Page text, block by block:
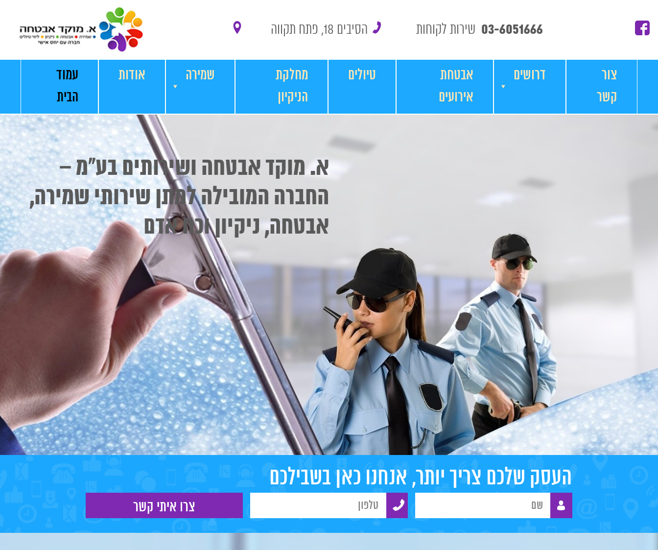
הסיבים 18, פתח תקווה 03-6051666
עמוד
הבית
אודות שמירה
מחלקת
הניקיון
טיולים
אבטחת
אירועים
דרושים
צור
קשר
א. מוקד אבטחה ושירותים בע"מ –
החברה המובילה למתן שירותי שמירה,
אבטחה, ניקיון וכח אדם
העסק שלכם צריך יותר, אנחנו כאן בשבילכם